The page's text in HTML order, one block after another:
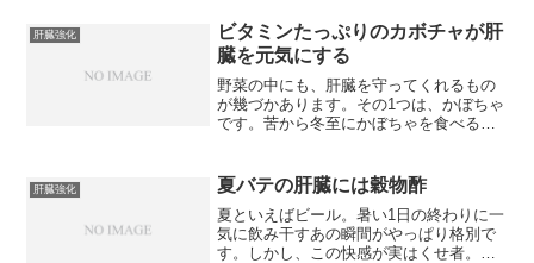
に選択の幅は広がっています。いずれも
糖分の少ないものさえ選...
肝臓強化
ビタミンたっぷりのカボチャが肝
臓を元気にする
野菜の中にも、肝臓を守ってくれるもの
が幾づかあります。その1つは、かぼちゃ
です。苦から冬至にかぼちゃを食べる習
いやすということを知っていたのかもし
れません。かぼちゃは緑...
肝臓強化 夏バテの肝臓には穀物酢
夏といえばビール。暑い1日の終わりに一
気に飲み干すあの瞬間がやっぱり格別で
す。しかし、この快感が実はくせ者。杯